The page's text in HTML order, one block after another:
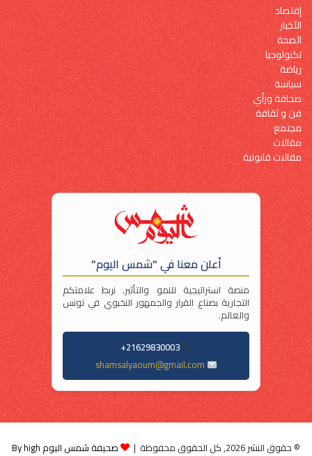
إقتصاد
الأخبار
الصحة
تكنولوجيا
رياضة
سياسة
صحافة ورأي
فن و ثقافة
مجتمع
مقالات
مقالات قانونية
أعلن معنا في "شمس اليوم"
منصة استراتيجية للنمو والتأثير. نربط علامتكم
التجارية بصناع القرار والجمهور النخبوي في تونس
والعالم.
21629830003+
shamsalyaoum@gmail.com
© حقوق النشر 2026, كل الحقوق محفوظة | صحيفة شمس اليوم By high